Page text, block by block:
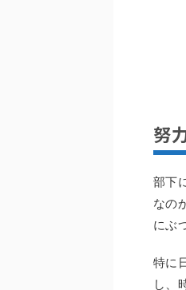
努
部下
なの
にぶ
特に
し、